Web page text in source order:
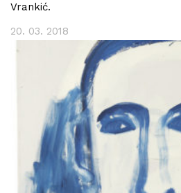
Vrankić.
20. 03. 2018